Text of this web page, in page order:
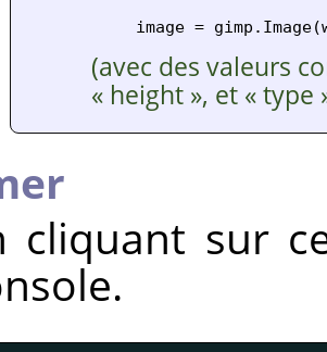
(avec des valeurs
« height», et «type
cliquant sur